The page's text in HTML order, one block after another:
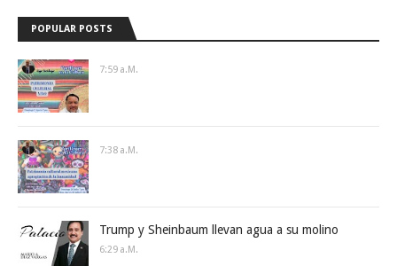
POPULAR POSTS
7:59 A.m.
7:38 A.m.
Trump y Sheinbaum llevan agua a su molino
6:29 A.m.